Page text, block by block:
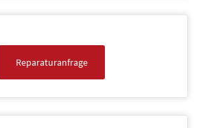
Reparaturanfrage